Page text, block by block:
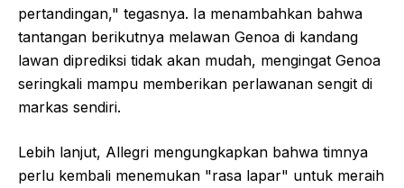
pertandingan," tegasnya. Ia menambahkan bahwa
tantangan berikutnya melawan Genoa di kandang
lawan diprediksi tidak akan mudah, mengingat Genoa
seringkali mampu memberikan perlawanan sengit di
markas sendiri.
Lebih lanjut, Allegri mengungkapkan bahwa timnya
perlu kembali menemukan "rasa lapar" untuk meraih